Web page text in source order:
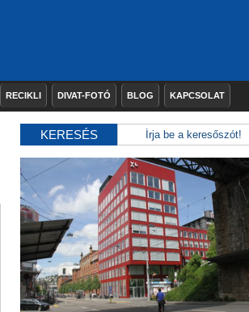
RECIKLI DIVAT-FOTÓ BLOG KAPCSOLAT
KERESÉS